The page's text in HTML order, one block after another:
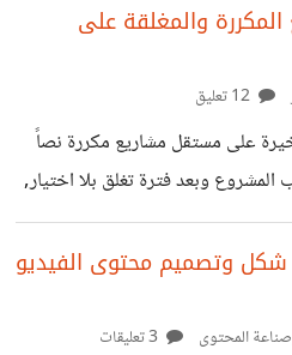
والمغلقة على
على مستقل مشاريع مكررة نصاً
وبعد فترة تغلق بلا اختيار,
أعجبه وينشر المشروع كل فترة
ومازال لم ينجز عمله !! فهذه الصورة مثال جمعت فيه مشروع
المستقلين في التعليق خاصة
وتصميم محتوى الفيديو
المحتوى